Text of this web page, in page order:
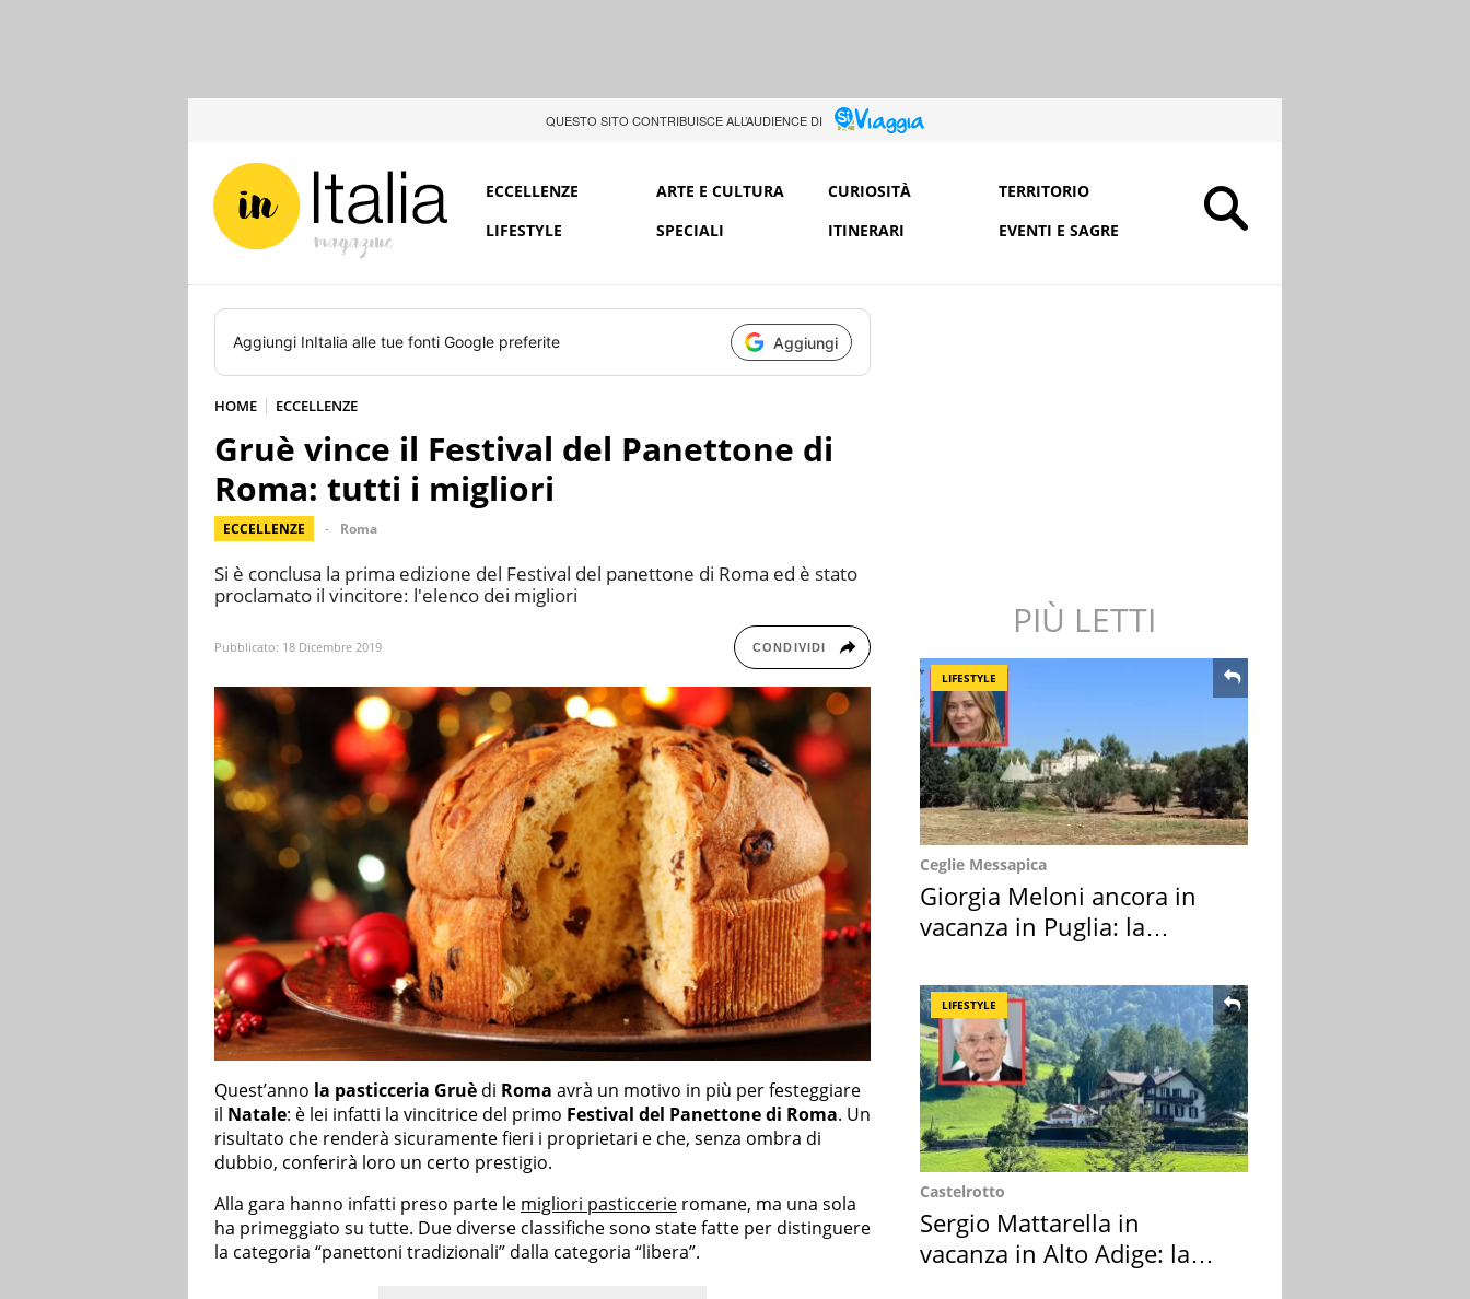
QUESTO SITO CONTRIBUISCE ALL’AUDIENCE DI
ECCELLENZE ARTE E CULTURA CURIOSITÀ
TERRITORIO
LIFESTYLE
SPECIALI ITINERARI EVENTI E SAGRE
Aggiungi InItalia alle tue fonti Google preferite Aggiungi
HOME ECCELLENZE
Gruè vince il Festival del Panettone di
Roma: tutti i migliori
ECCELLENZE Roma
Si è conclusa la prima edizione del Festival del panettone di Roma ed è stato
proclamato il vincitore: l'elenco dei migliori
Pubblicato: 18 Dicembre 2019 CONDIVIDI
Quest’anno la pasticceria Gruè di Roma avrà un motivo in più per festeggiare
il Natale: è lei infatti la vincitrice del primo Festival del Panettone di Roma. Un
risultato che renderà sicuramente fieri i proprietari e che, senza ombra di
dubbio, conferirà loro un certo prestigio.
Alla gara hanno infatti preso parte le migliori pasticcerie romane, ma una sola
ha primeggiato su tutte. Due diverse classifiche sono state fatte per distinguere
la categoria “panettoni tradizionali” dalla categoria “libera”.
PIÙ LETTI
LIFESTYLE
Ceglie Messapica
Giorgia Meloni ancora in
vacanza in Puglia: la
LIFESTYLE
Castelrotto
Sergio Mattarella in
vacanza in Alto Adige: la